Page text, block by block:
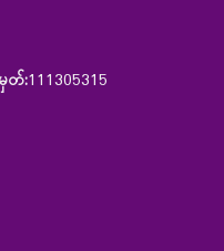
တ်:111305315